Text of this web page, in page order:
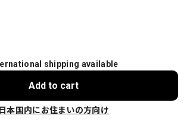
shipping available
Add to cart
日本国内にお住まいの方向け